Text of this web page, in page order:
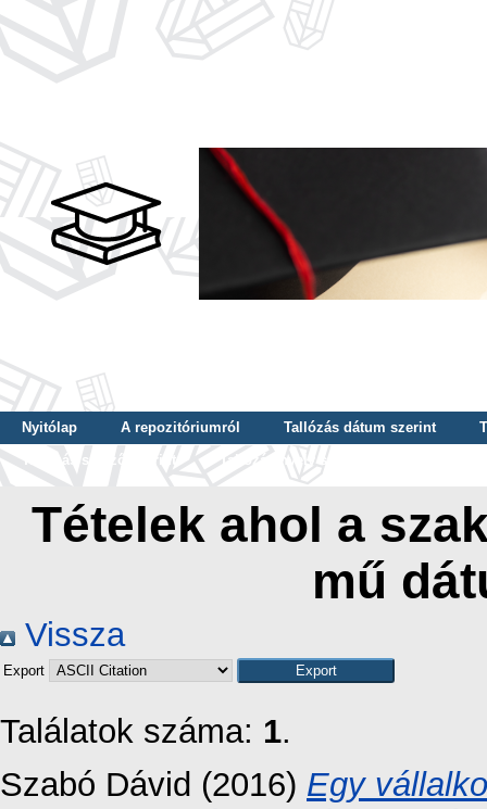
Nyitólap A repozitóriumról Tallózás dátum szerint
Tallózás szerző szerint
Tallózás nyelv szerint
Tételek ahol a
mű
Vissza
Export
Találatok száma: 1.
Szabó Dávid (2016) Egy